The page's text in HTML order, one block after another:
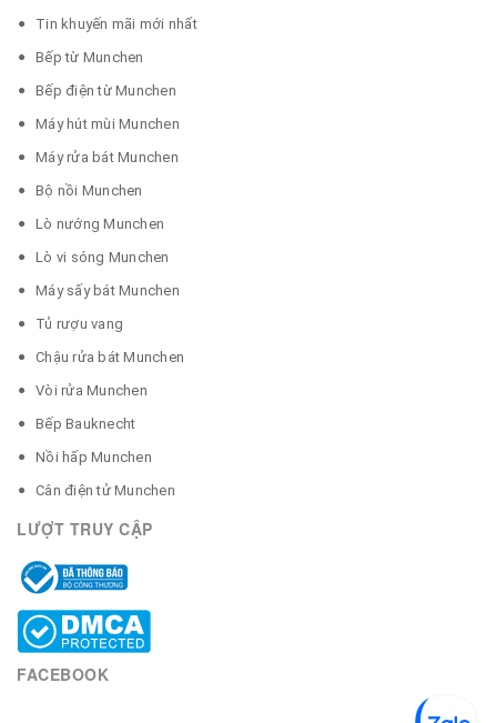
Tin khuyến mãi mới nhất
Bếp từ Munchen
Bếp điện từ Munchen
Máy hút mùi Munchen
Máy rửa bát Munchen
Bộ nồi Munchen
Lò nướng Munchen
Lò vi sóng Munchen
Máy sấy bát Munchen
Tủ rượu vang
Chậu rửa bát Munchen
Vòi rửa Munchen
Bếp Bauknecht
Nồi hấp Munchen
Cân điện tử Munchen
LƯỢT TRUY CẬP
FACEBOOK